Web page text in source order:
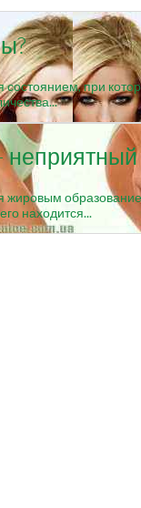
состоянием, при
жировым
находится...